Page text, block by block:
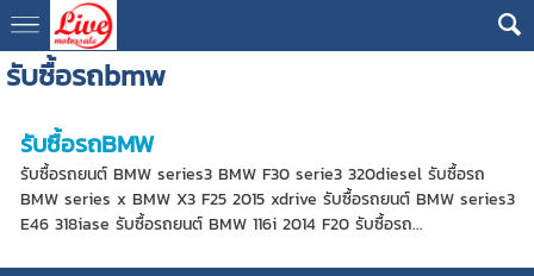
รับซื้อรถbmw
รับซื้อรถBMW
รับซื้อรถยนต์ BMW series3 BMW F30 serie3 320diesel รับซื้อรถ
BMW series x BMW X3 F25 2015 xdrive รับซื้อรถยนต์ BMW series3
E46 318iase รับซื้อรถยนต์ BMW 116i 2014 F20 รับซื้อรถ...